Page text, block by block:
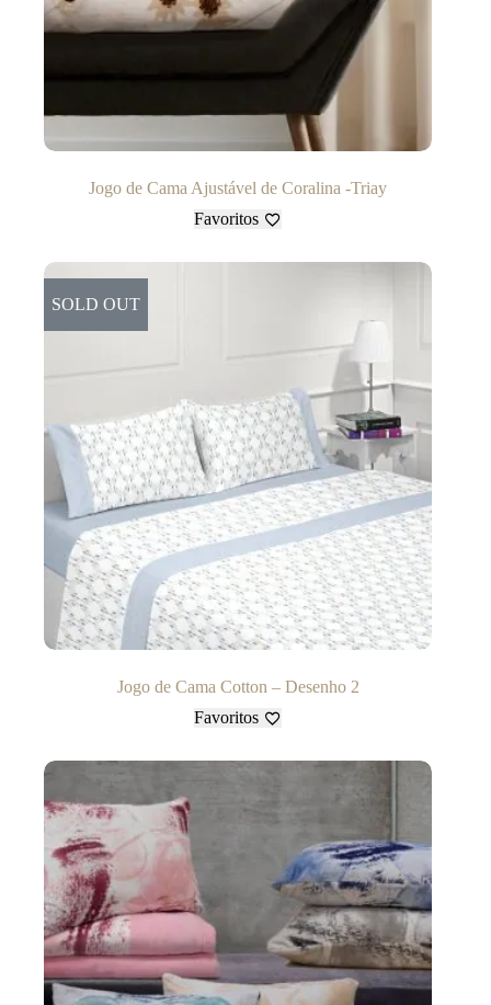
Jogo de Cama Ajustável de Coralina -Triay
Favoritos
SOLD OUT
Jogo de Cama Cotton – Desenho 2
Favoritos